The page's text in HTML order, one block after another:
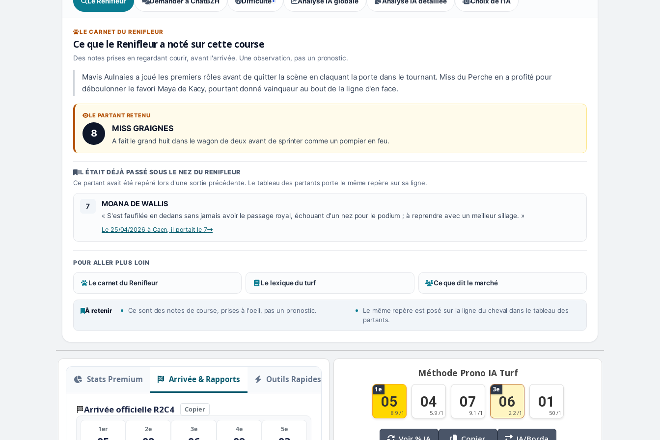
, tendance des parieurs : Accessible
LE CARNET DU RENIFLEUR
Ce que le Renifleur a noté sur cette course
Des notes prises en regardant courir, avant l'arrivée. Une observation, pas un pronostic.
Mavis Aulnaies a joué les premiers rôles avant de quitter la scène en claquant la porte dans le tournant. Miss du Perche en a profité pour
déboulonner le favori Maya de Kacy, pourtant donné vainqueur au bout de la ligne d'en face.
LE PARTANT RETENU
8 Numéro 8 :
MISS GRAIGNES
A fait le grand huit dans le wagon de deux avant de sprinter comme un pompier en feu.
IL ÉTAIT DÉJÀ PASSÉ SOUS LE NEZ DU RENIFLEUR
Ce partant avait été repéré lors d'une sortie précédente. Le tableau des partants porte le même repère sur sa ligne.
7 Numéro 7 :
MOANA DE WALLIS
« S'est faufilée en dedans sans jamais avoir le passage royal, échouant d'un nez pour le podium ; à reprendre avec un meilleur sillage. »
Le 25/04/2026 à Caen, il portait le 7
POUR ALLER PLUS LOIN
Le carnet du Renifleur Le lexique du turf Ce que dit le marché
À retenir Ce sont des notes de course, prises à l'oeil, pas un pronostic.
Le même repère est posé sur la ligne du cheval dans le tableau des
partants.
Stats Premium Arrivée & Rapports Outils Rapides
🏁Arrivée officielle R2C4 Copier
1er 2e 3e 4e 5e
Méthode Prono IA Turf
1e
05
8.9 /1
04
5.9 /1
07
9.1 /1
3e
06
2.2 /1
01
50 /1